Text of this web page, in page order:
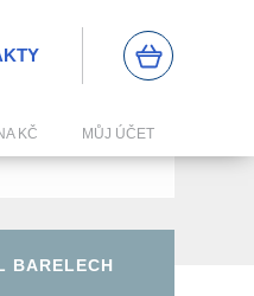
KČ MŮJ ÚČET
BARELECH